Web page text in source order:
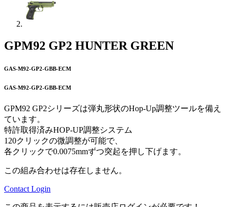
GPM92 GP2 HUNTER GREEN
GAS-M92-GP2-GBB-ECM
GAS-M92-GP2-GBB-ECM
GPM92 GP2シリーズは弾丸形状のHop-Up調整ツールを備え
ています。
特許取得済みHOP-UP調整システム
120クリックの微調整が可能で、
各クリックで0.0075mmずつ突起を押し下げます。
この組み合わせは存在しません。
Contact Login